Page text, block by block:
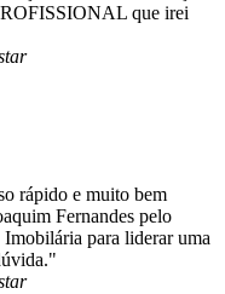
que irei
rápido e muito bem
Fernandes pelo
para liderar uma